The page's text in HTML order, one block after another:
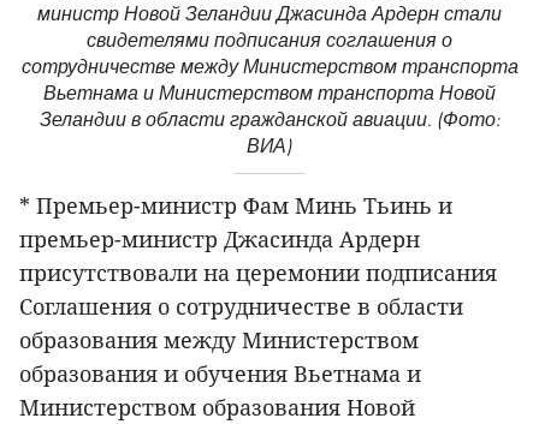
министр Новой Зеландии Джасинда Ардерн стали
свидетелями подписания соглашения о
сотрудничестве между Министерством транспорта
Вьетнама и Министерством транспорта Новой
Зеландии в области гражданской авиации. (Фото:
ВИА)
* Премьер-министр Фам Минь Тьинь и
премьер-министр Джасинда Ардерн
присутствовали на церемонии подписания
Соглашения о сотрудничестве в области
образования между Министерством
образования и обучения Вьетнама и
Министерством образования Новой